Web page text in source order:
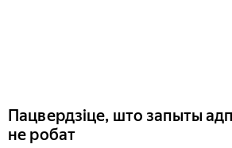
Пацвердзіце, што запыты
не робат